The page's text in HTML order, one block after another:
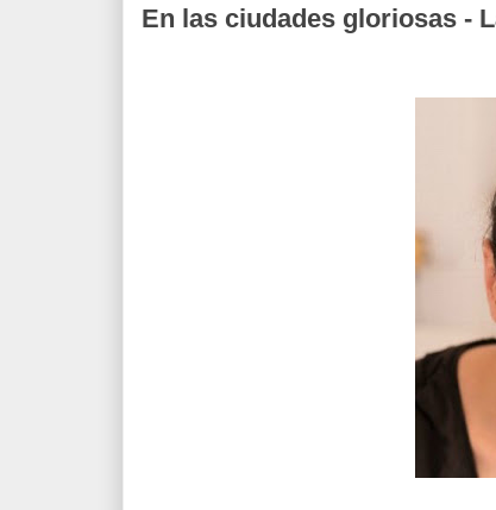
En las ciudades gloriosas -